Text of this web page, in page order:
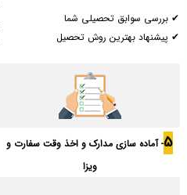
✔ بررسی سوابق تحصیلی شما
✔ پیشنهاد بهترین روش تحصیل
5- آماده سازی مدارک و اخذ وقت سفارت و
ویزا